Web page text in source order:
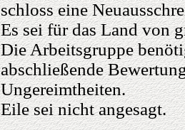
schloss eine
Es sei für das Land von
Die Arbeitsgruppe
abschließende
Ungereimtheiten.
Eile sei nicht angesagt.